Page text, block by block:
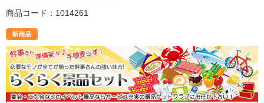
商品コード：1014261